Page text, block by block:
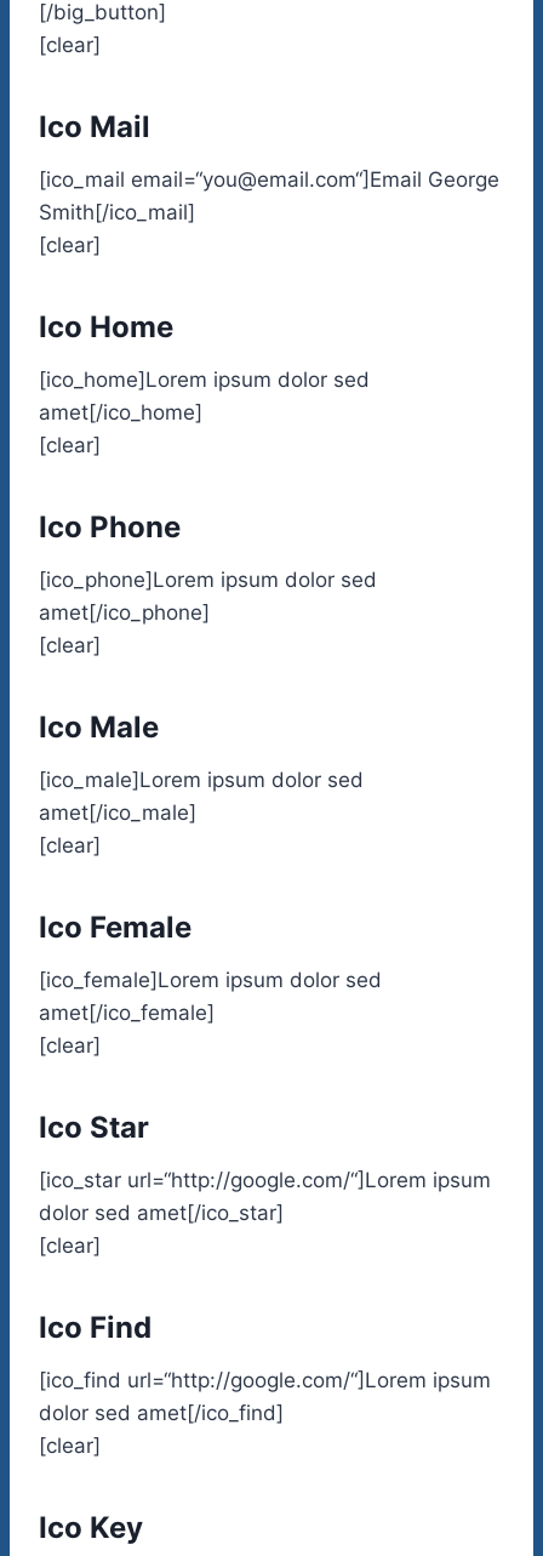
[/big_button]
[clear]
Ico Mail
[ico_mail email=“you@email.com“]Email George
Smith[/ico_mail]
[clear]
Ico Home
[ico_home]Lorem ipsum dolor sed
amet[/ico_home]
[clear]
Ico Phone
[ico_phone]Lorem ipsum dolor sed
amet[/ico_phone]
[clear]
Ico Male
[ico_male]Lorem ipsum dolor sed
amet[/ico_male]
[clear]
Ico Female
[ico_female]Lorem ipsum dolor sed
amet[/ico_female]
[clear]
Ico Star
[ico_star url=“http://google.com/“]Lorem ipsum
dolor sed amet[/ico_star]
[clear]
Ico Find
[ico_find url=“http://google.com/“]Lorem ipsum
dolor sed amet[/ico_find]
[clear]
Ico Key